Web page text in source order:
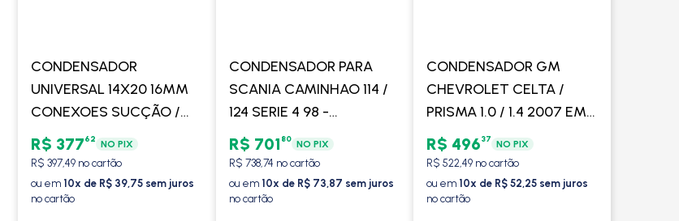
CONDENSADOR
UNIVERSAL 14X20 16MM
CONEXOES SUCÇÃO /
DESCARGA RETAS FLUXO
PARALELO - PROCOOLER
R$ 37762 NO PIX
R$ 397,49 no cartão
ou em 10x de R$ 39,75 sem juros
no cartão
CONDENSADOR PARA
SCANIA CAMINHAO 114 /
124 SERIE 4 98 -
PROCOOLER
R$ 701 80 NO PIX
R$ 738,74 no cartão
ou em 10x de R$ 73,87 sem juros
no cartão
CONDENSADOR GM
CHEVROLET CELTA /
PRISMA 1.0 / 1.4 2007 EM
DIANTE - PROCOOLER
R$ 49637 NO PIX
R$ 522,49 no cartão
ou em 10x de R$ 52,25 sem juros
no cartão